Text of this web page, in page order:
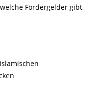
Fördergelder gibt,